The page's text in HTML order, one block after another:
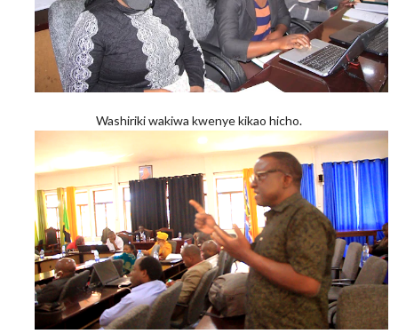
Washiriki wakiwa kwenye kikao hicho.